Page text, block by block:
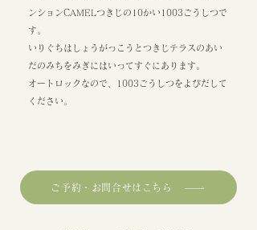
ンションCAMELつきじの10かい1003ごうしつで
す。
いりぐちはしょうがっこうとつきじテラスのあい
だのみちをみぎにはいってすぐにあります。
オートロックなので、1003ごうしつをよびだして
ください。
ご予約・お問合せはこちら